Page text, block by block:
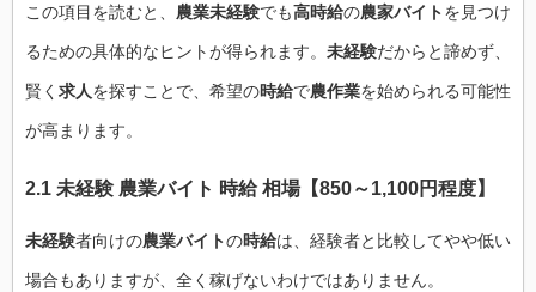
この項目を読むと、 農業未経験でも高時給の農家バイトを見つけ
るための具体的なヒントが得られます。 未経験だからと諦めず、
賢く 求人を探すことで、希望の時給で農作業を始められる可能性
が高まります。
2.1 未経験 農業バイト 時給 相場【850～1,100円程度】
未経験者向けの農業バイトの時給は、経験者と比較してやや低い
場合もありますが、全く稼げないわけではありません。